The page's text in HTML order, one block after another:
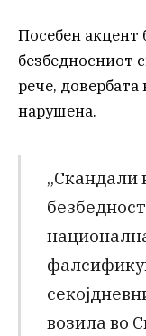
Посебен акцент
безбедносниот
рече,
нарушена.
„Скандали
возила во